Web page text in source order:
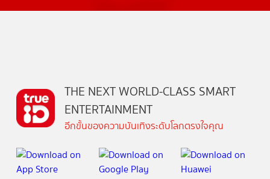
THE NEXT WORLD-CLASS SMART
ENTERTAINMENT
อีกขั้นของความบันเทิงระดับโลกตรงใจคุณ